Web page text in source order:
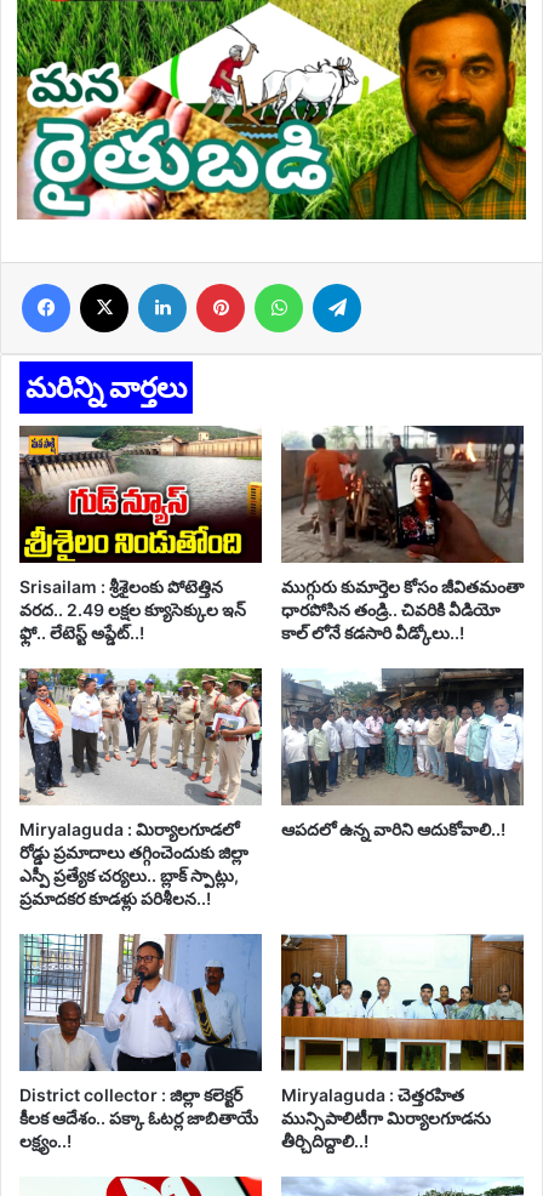
Facebook LinkedIn Pinterest WhatsApp
మరిన్ని వార్తలు
Srisailam : శ్రీశైలంకు పోటెత్తిన
వరద.. 2.49 లక్షల క్యూసెక్కుల ఇన్
ఫ్లో.. లేటెస్ట్ అప్డేట్..!
ముగ్గురు కుమార్తెల కోసం జీవితమంతా
ధారపోసిన తండ్రి.. చివరికి వీడియో
కాల్ లోనే కడసారి వీడ్కోలు..!
Miryalaguda : మిర్యాలగూడలో
రోడ్డు ప్రమాదాలు తగ్గించెందుకు జిల్లా
ఎస్పీ ప్రత్యేక చర్యలు.. బ్లాక్ స్పాట్లు,
ప్రమాదకర కూడళ్లు పరిశీలన..!
ఆపదలో ఉన్న వారిని ఆదుకోవాలి..!
District collector : జిల్లా కలెక్టర్
కీలక ఆదేశం.. పక్కా ఓటర్ల జాబితాయే
లక్ష్యం..!
Miryalaguda : చెత్తరహిత
మున్సిపాలిటీగా మిర్యాలగూడను
తీర్చిదిద్దాలి..!